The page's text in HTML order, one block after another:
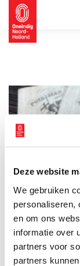
Deze website
We gebruiken
personaliseren,
en om ons
informatie over
partners voor
partners
Elke maand
bijzonder
keer: frauduleuze
grondbezit in het
3 min